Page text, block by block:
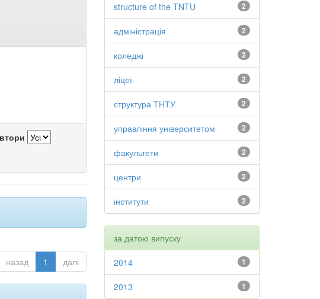
назад 1 далі
2
structure of the TNTU
2
адміністрація
2
коледжі
2
ліцеї
2
структура ТНТУ
2
управління університетом
2
факультети
2
центри
2
інститути
за датою випуску
1
2014
1
2013